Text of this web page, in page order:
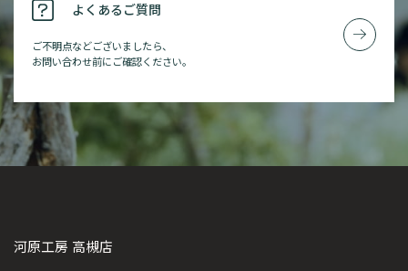
よくあるご質問
ご不明点などございましたら、
お問い合わせ前にご確認ください。
河原工房 高槻店